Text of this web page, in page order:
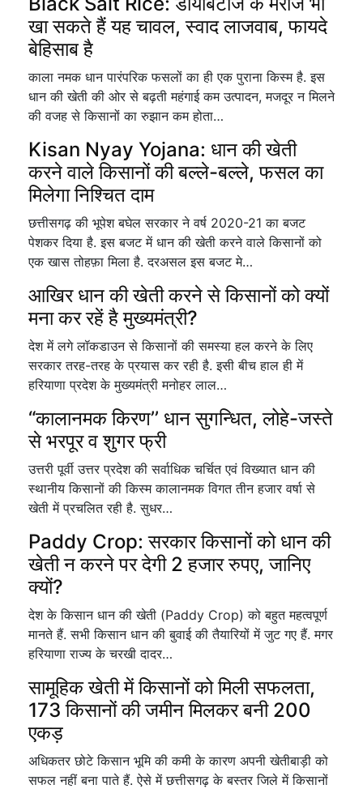
खा सकते हैं यह चावल, स्वाद लाजवाब, फायदे
बेहिसाब है
काला नमक धान पारंपरिक फसलों का ही एक पुराना किस्म है. इस
धान की खेती की ओर से बढ़ती महंगाई कम उत्पादन, मजदूर न मिलने
की वजह से किसानों का रुझान कम होता…
Kisan Nyay Yojana: धान की खेती
करने वाले किसानों की बल्ले-बल्ले, फसल का
मिलेगा निश्चित दाम
छत्तीसगढ़ की भूपेश बघेल सरकार ने वर्ष 2020-21 का बजट
पेशकर दिया है. इस बजट में धान की खेती करने वाले किसानों को
एक खास तोहफ़ा मिला है. दरअसल इस बजट मे…
आखिर धान की खेती करने से किसानों को क्यों
मना कर रहें है मुख्यमंत्री?
देश में लगे लॉकडाउन से किसानों की समस्या हल करने के लिए
सरकार तरह-तरह के प्रयास कर रही है. इसी बीच हाल ही में
हरियाणा प्रदेश के मुख्यमंत्री मनोहर लाल…
“कालानमक किरण’’ धान सुगन्धित, लोहे-जस्ते
से भरपूर व शुगर फ्री
उत्तरी पूर्वी उत्तर प्रदेश की सर्वाधिक चर्चित एवं विख्यात धान की
स्थानीय किसानों की किस्म कालानमक विगत तीन हजार वर्षा से
खेती में प्रचलित रही है. सुधर…
Paddy Crop: सरकार किसानों को धान की
खेती न करने पर देगी 2 हजार रुपए, जानिए
क्यों?
देश के किसान धान की खेती (Paddy Crop) को बहुत महत्वपूर्ण
मानते हैं. सभी किसान धान की बुवाई की तैयारियों में जुट गए हैं. मगर
हरियाणा राज्य के चरखी दादर…
सामूहिक खेती में किसानों को मिली सफलता,
173 किसानों की जमीन मिलकर बनी 200
एकड़
अधिकतर छोटे किसान भूमि की कमी के कारण अपनी खेतीबाड़ी को
सफल नहीं बना पाते हैं. ऐसे में छत्तीसगढ़ के बस्तर जिले में किसानों